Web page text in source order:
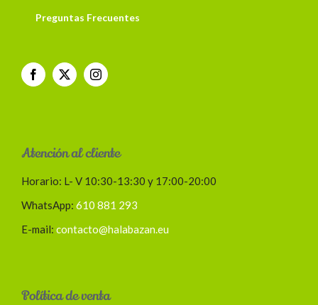
Preguntas Frecuentes
Atención al cliente
Horario: L- V 10:30-13:30 y 17:00-20:00
WhatsApp: 610 881 293
E-mail: contacto@halabazan.eu
Política de venta